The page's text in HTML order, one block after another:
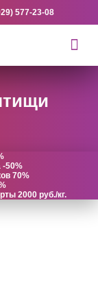
577-23-08
-50%
70%
2000 руб./кг.